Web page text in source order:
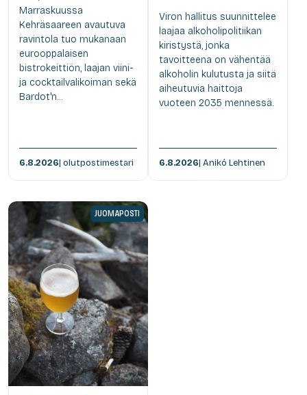
Marraskuussa
Kehräsaareen avautuva
ravintola tuo mukanaan
eurooppalaisen
bistrokeittiön, laajan viini-
ja cocktailvalikoiman sekä
Bardot'n...
6.8.2026| olutpostimestari
Viron hallitus suunnittelee
laajaa alkoholipolitiikan
kiristystä, jonka
tavoitteena on vähentää
alkoholin kulutusta ja siitä
aiheutuvia haittoja
vuoteen 2035 mennessä.
6.8.2026| Anikó Lehtinen
JUOMAPOSTI